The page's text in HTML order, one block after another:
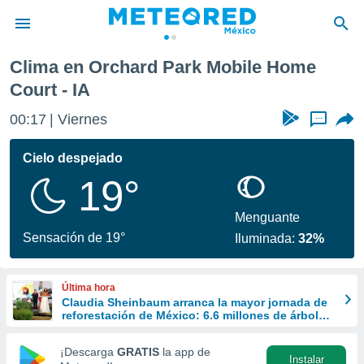
de
ha sido
para
que se
calidad.
las
y
forma
basada
Clima en Orchard Park Mobile Home
Court - IA
00:17 Viernes ...
Cielo despejado
19°
Sensación de 19°
Menguante
Iluminada:32%
Última hora
Claudia Sheinbaum arranca la mayor jornada de
reforestación de México: 6.6 millones de árboles
¡Descarga GRATIS la app de
Instalar